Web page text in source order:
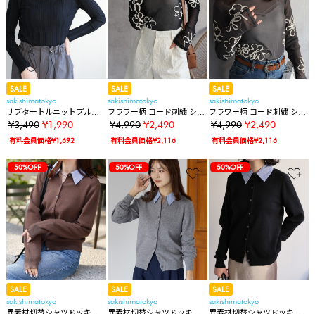
SALE
sakishimatokyo
リブタートルニットプルオ
ーバー
¥3,490 ¥1,990
有料会員価格¥1,692
SALE
sakishimatokyo
フラワー柄 コード刺繍 シア
ートップス/プルオーバー/カ
ットソー
¥4,990 ¥2,490
有料会員価格¥2,116
SALE
sakishimatokyo
フラワー柄 コード刺繍 シア
ートップス/プルオーバー/カ
ットソー
¥4,990 ¥2,490
有料会員価格¥2,116
50%OFF
SALE
sakishimatokyo
50%OFF
SALE
sakishimatokyo
50%OFF
SALE
sakishimatokyo